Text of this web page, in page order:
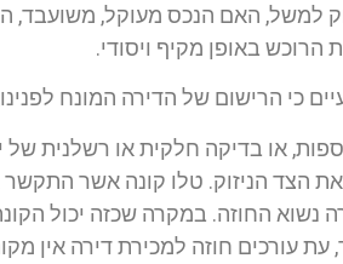
למשל, האם הנכס מעוקל, משועבד,
הרוכש באופן מקיף ויסודי.
כי הרישום של הדירה המונח
או בדיקה חלקית או רשלנית
הצד הניזוק. טלו קונה אשר
נשוא החוזה. במקרה שכזה יכול
עת עורכים חוזה למכירת דירה אין